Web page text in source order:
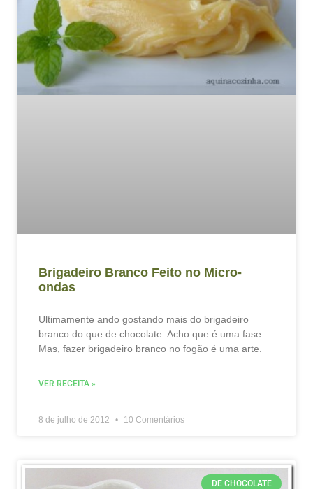
Brigadeiro Branco Feito no Micro-
ondas
Ultimamente ando gostando mais do brigadeiro
branco do que de chocolate. Acho que é uma fase.
Mas, fazer brigadeiro branco no fogão é uma arte.
VER RECEITA »
8 de julho de 2012 10 Comentários
DE CHOCOLATE